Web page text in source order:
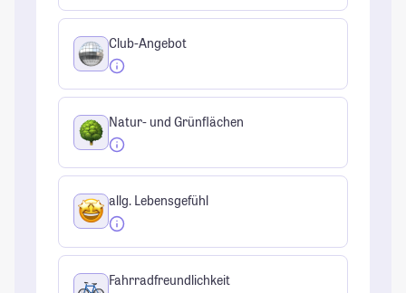
Club-Angebot
Natur- und Grünflächen
allg. Lebensgefühl
Fahrradfreundlichkeit